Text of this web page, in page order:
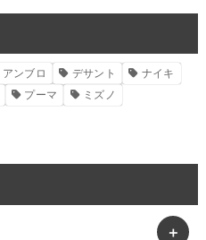
アンブロ デサント
ナイキ
プーマ
ミズノ